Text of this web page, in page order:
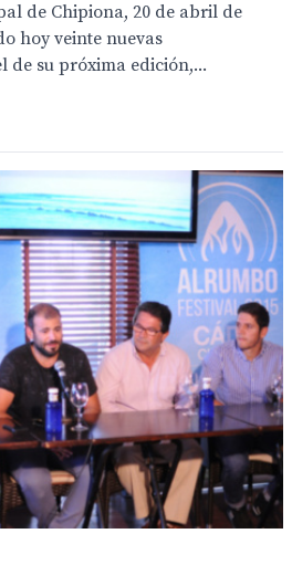
de Chipiona, 20 de abril de
hoy veinte nuevas
su próxima edición,...